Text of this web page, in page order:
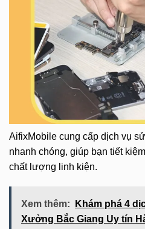
AifixMobile cung cấp dịch vụ
nhanh chóng, giúp bạn tiết
chất lượng linh kiện.
Xem thêm:
Khám phá 4
Xưởng Bắc Giang Uy tín